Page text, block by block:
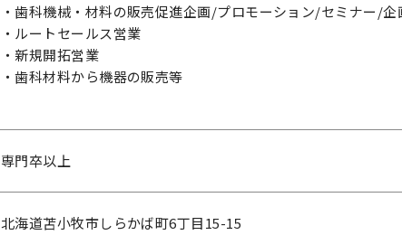
・歯科機械・材料の販売促進企画/プロモーション/セミナー/企
・ルートセールス営業
・新規開拓営業
・歯科材料から機器の販売等
専門卒以上
北海道苫小牧市しらかば町6丁目15-15